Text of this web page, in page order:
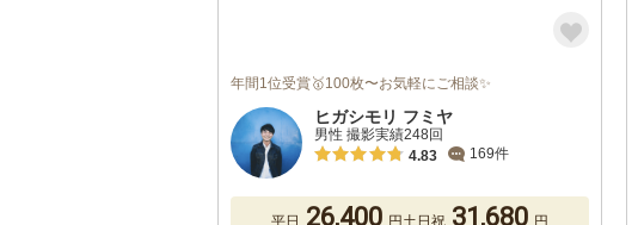
年間1位受賞🥇100枚〜お気軽にご相談✨
ヒガシモリ フミヤ
男性 撮影実績248回
4.83
169件
平日 26,400 円土日祝 31,680 円